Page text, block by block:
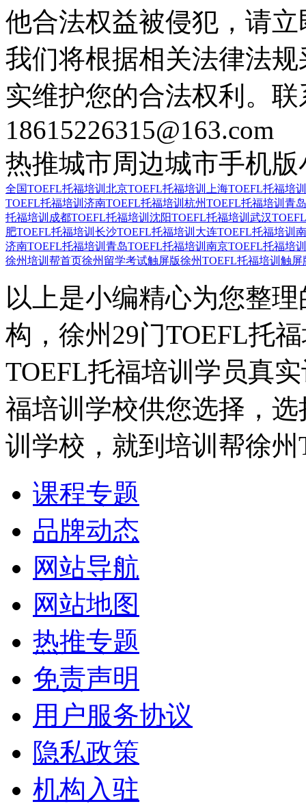
他合法权益被侵犯，请
我们将根据相关法律法
实维护您的合法权利。
18615226315@163.com
热推城市周边城市手机版
全国TOEFL托福培训 北京TOEFL托福培训
上海TOEFL托福培训
TOEFL托福培训 济南TOEFL托福培训 杭州TOEFL托福培训 青
托福培训 成都TOEFL托福培训 沈阳TOEFL托福培训 武汉
肥TOEFL托福培训 长沙TOEFL托福培训 大连TOEFL托福培训
济南TOEFL托福培训 青岛TOEFL托福培训 南京TOEFL托福培训
徐州培训帮首页徐州留学考试触屏版徐州TOEFL托福培训触屏
以上是小编精心为您整
构，徐州29门TOEFL托
TOEFL托福培训学员真
福培训学校供您选择，
训学校，就到培训帮徐
课程专题
品牌动态
网站导航
网站地图
热推专题
免责声明
用户服务协议
隐私政策
机构入驻